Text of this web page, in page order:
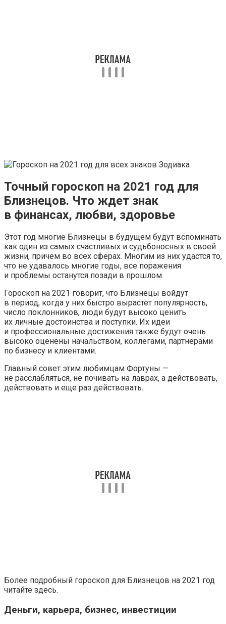
Точный гороскоп на 2021 год для
Близнецов. Что ждет знак
в финансах, любви, здоровье
Этот год многие Близнецы в будущем будут вспоминать
как один из самых счастливых и судьбоносных в своей
жизни, причем во всех сферах. Многим из них удастся то,
что не удавалось многие годы, все поражения
и проблемы останутся позади в прошлом.
Гороскоп на 2021 говорит, что Близнецы войдут
в период, когда у них быстро вырастет популярность,
число поклонников, люди будут высоко ценить
их личные достоинства и поступки. Их идеи
и профессиональные достижения также будут очень
высоко оценены начальством, коллегами, партнерами
по бизнесу и клиентами.
Главный совет этим любимцам Фортуны —
не расслабляться, не почивать на лаврах, а действовать,
действовать и еще раз действовать.
Более подробный гороскоп для Близнецов на 2021 год
читайте здесь.
Деньги, карьера, бизнес, инвестиции